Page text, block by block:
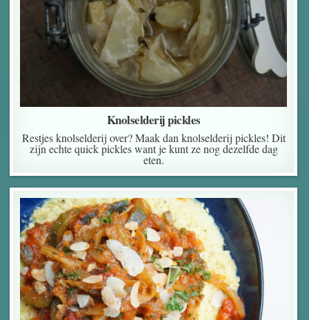
Knolselderij pickles
Restjes knolselderij over? Maak dan knolselderij pickles! Dit
zijn echte quick pickles want je kunt ze nog dezelfde dag
eten.